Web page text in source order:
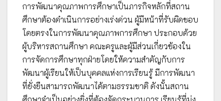
การพัฒนาคุณภาพการศึกษาเป็นภารกิจหลักที่สถาน
ศึกษาต้องดำเนินการอย่างเร่งด่วน ผู้มีหน้าที่รับผิดชอบ
โดยตรงในการพัฒนาคุณภาพการศึกษา ประกอบด้วย
ผู้บริหารสถานศึกษา คณะครูและผู้มีส่วนเกี่ยวข้องใน
การจัดการศึกษาทุกฝ่ายโดยให้ความสำคัญกับการ
พัฒนาผู้เรียนให้เป็นบุคคลแห่งการเรียนรู้ มีการพัฒนา
ที่ยั่งยืนสามารถพัฒนาได้ตามธรรมชาติ ดังนั้นสถาน